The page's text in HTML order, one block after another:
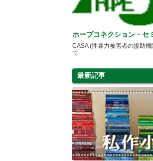
ホープコネクション・セ
CASA (性暴力被害者の援助
て
最新記事